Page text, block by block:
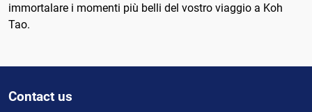
immortalare i momenti più belli del vostro viaggio a Koh
Tao.
Contact us